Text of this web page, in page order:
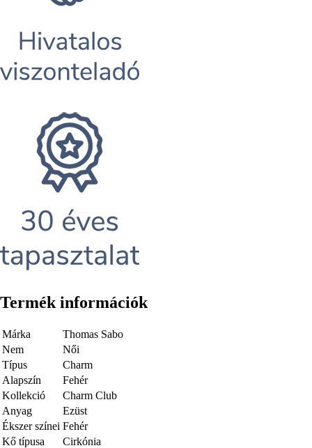
Termék információk
Márka
Thomas Sabo
Nem
Női
Típus
Charm
Alapszín
Fehér
Kollekció
Charm Club
Anyag
Ezüst
Ékszer színei Fehér
Kő típusa
Cirkónia